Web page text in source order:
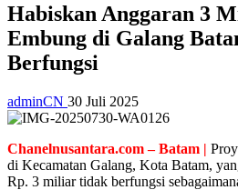
Habiskan Anggaran 3
Embung di Galang
Berfungsi
adminCN 30 Juli 2025
Chanelnusantara.com – Batam |
di Kecamatan Galang, Kota Batam,
Rp. 3 miliar tidak berfungsi